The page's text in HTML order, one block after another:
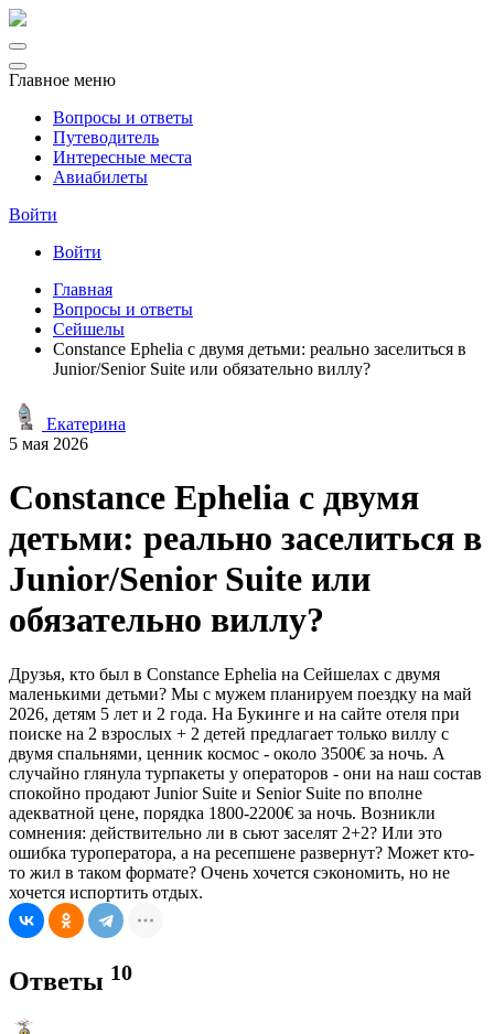
Главное меню
Вопросы и ответы
Путеводитель
Интересные места
Авиабилеты
Войти
Войти
Главная
Вопросы и ответы
Сейшелы
Constance Ephelia с двумя детьми: реально заселиться в
Junior/Senior Suite или обязательно виллу?
Екатерина
5 мая 2026
Constance Ephelia с двумя
детьми: реально заселиться в
Junior/Senior Suite или
обязательно виллу?
Друзья, кто был в Constance Ephelia на Сейшелах с двумя
маленькими детьми? Мы с мужем планируем поездку на май
2026, детям 5 лет и 2 года. На Букинге и на сайте отеля при
поиске на 2 взрослых + 2 детей предлагает только виллу с
двумя спальнями, ценник космос - около 3500€ за ночь. А
случайно глянула турпакеты у операторов - они на наш состав
спокойно продают Junior Suite и Senior Suite по вполне
адекватной цене, порядка 1800-2200€ за ночь. Возникли
сомнения: действительно ли в сьют заселят 2+2? Или это
ошибка туроператора, а на ресепшене развернут? Может кто-
то жил в таком формате? Очень хочется сэкономить, но не
хочется испортить отдых.
Ответы 10